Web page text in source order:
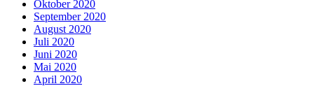
Oktober 2020
September 2020
August 2020
Juli 2020
Juni 2020
Mai 2020
April 2020